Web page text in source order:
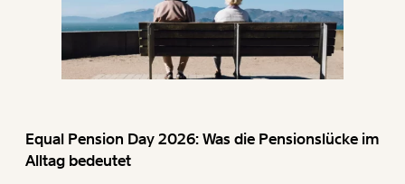
Equal Pension Day 2026: Was die Pensionslücke im
Alltag bedeutet